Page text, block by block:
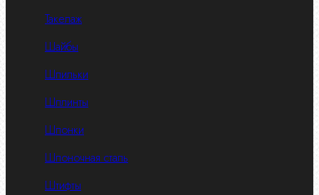
Такелаж
Шайбы
Шпильки
Шплинты
Шпонки
Шпоночная сталь
Штифты